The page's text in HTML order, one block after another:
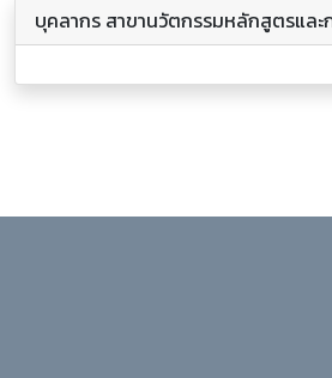
บุคลากร สาขานวัตกรรมหลักสูตรและ